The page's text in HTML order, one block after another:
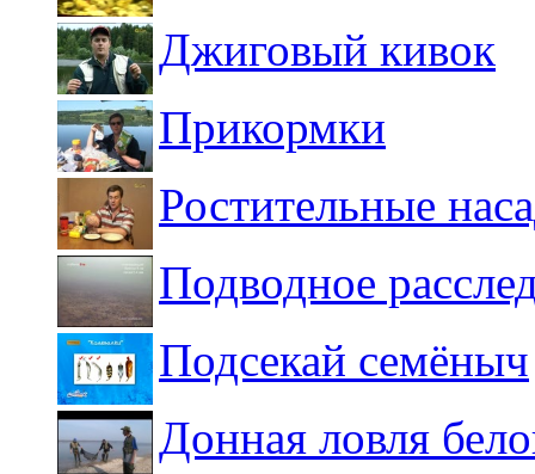
Джиговый кивок
Прикормки
Ростительные
Подводное
Подсекай семёныч
Донная ловля